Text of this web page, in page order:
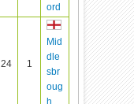
ord
24 1
Mid
dle
sbr
oug